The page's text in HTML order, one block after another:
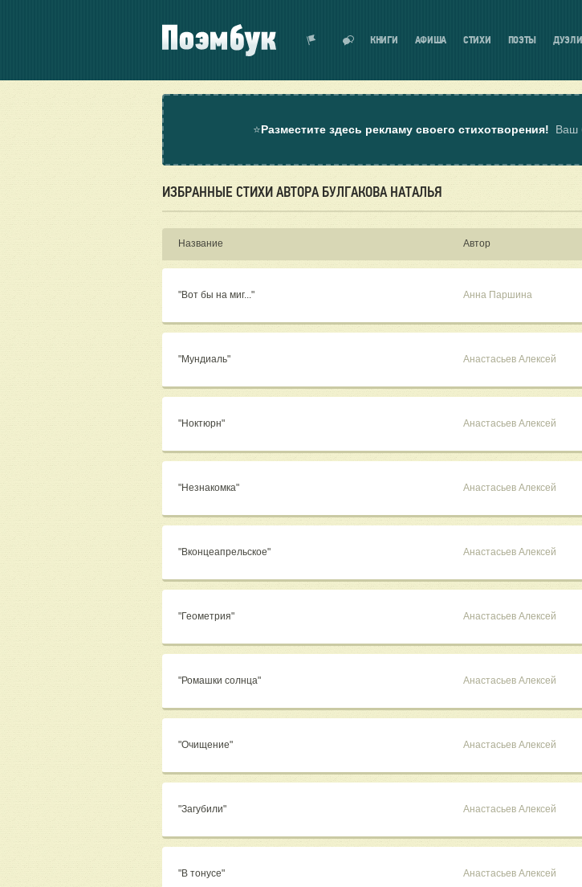
КНИГИ АФИША СТИХИ ПОЭТЫ ДУЭЛИ
⭐Разместите здесь рекламу своего стихотворения! Ваш
ИЗБРАННЫЕ СТИХИ АВТОРА БУЛГАКОВА НАТАЛЬЯ
Название Автор
"Вот бы на миг..." Анна Паршина
"Мундиаль" Анастасьев Алексей
"Ноктюрн" Анастасьев Алексей
"Незнакомка" Анастасьев Алексей
"Вконцеапрельское" Анастасьев Алексей
"Геометрия" Анастасьев Алексей
"Ромашки солнца" Анастасьев Алексей
"Очищение" Анастасьев Алексей
"Загубили" Анастасьев Алексей
"В тонусе" Анастасьев Алексей